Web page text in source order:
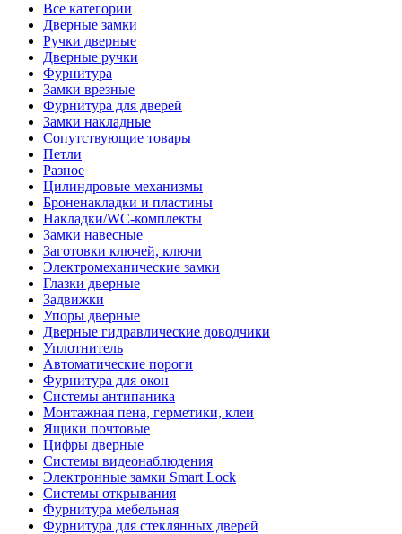
Все категории
Дверные замки
Ручки дверные
Дверные ручки
Фурнитура
Замки врезные
Фурнитура для дверей
Замки накладные
Сопутствующие товары
Петли
Разное
Цилиндровые механизмы
Броненакладки и пластины
Накладки/WC-комплекты
Замки навесные
Заготовки ключей, ключи
Электромеханические замки
Глазки дверные
Задвижки
Упоры дверные
Дверные гидравлические доводчики
Уплотнитель
Автоматические пороги
Фурнитура для окон
Системы антипаника
Монтажная пена, герметики, клеи
Ящики почтовые
Цифры дверные
Системы видеонаблюдения
Электронные замки Smart Lock
Системы открывания
Фурнитура мебельная
Фурнитура для стеклянных дверей